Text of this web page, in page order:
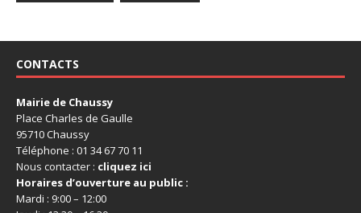
CONTACTS
Mairie de Chaussy
Place Charles de Gaulle
95710 Chaussy
Téléphone : 01 34 67 70 11
Nous contacter : cliquez ici
Horaires d’ouverture au public :
Mardi : 9:00 – 12:00